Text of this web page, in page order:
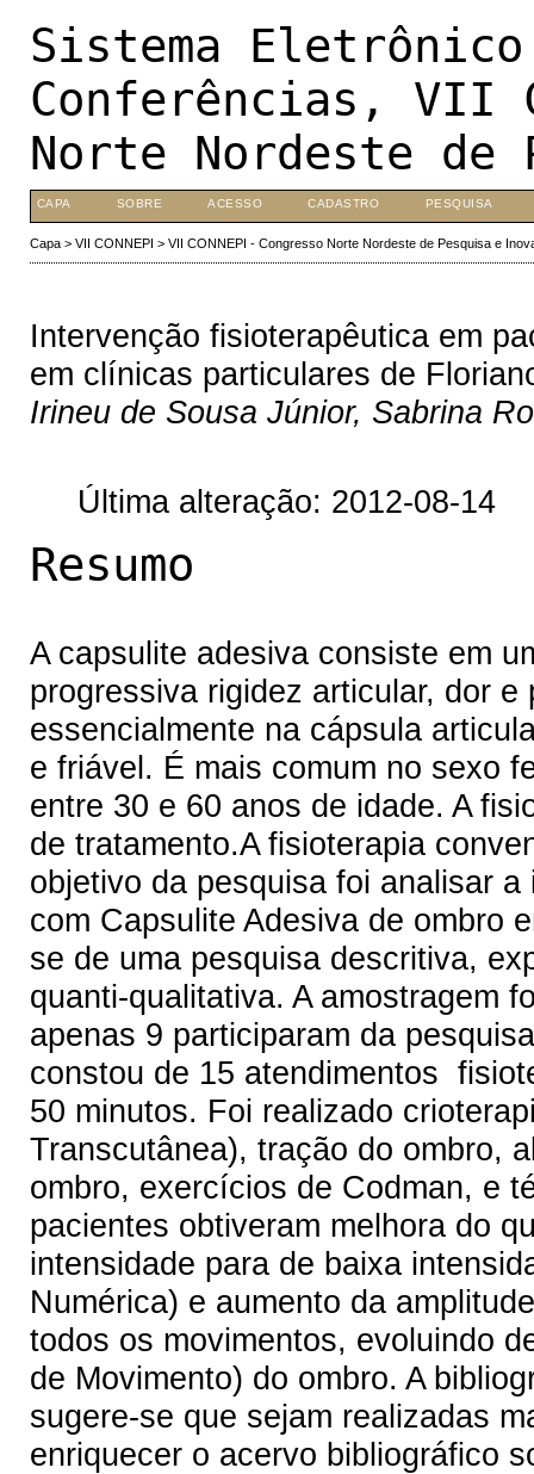
Sistema
Conferências, VII
Norte Nordeste de
CAPA SOBRE ACESSO CADASTRO PESQUISA
Capa> VII CONNEPI > VII CONNEPI - Congresso Norte Nordeste de Pesquisa e
Intervenção fisioterapêutica em
em clínicas particulares de
Irineu de Sousa Júnior, Sabrina
Última alteração: 2012-08-14
Resumo
A capsulite adesiva consiste em
progressiva rigidez articular, dor e
essencialmente na cápsula
e friável. É mais comum no sexo
entre 30 e 60 anos de idade. A
de tratamento.A fisioterapia
objetivo da pesquisa foi analisar
com Capsulite Adesiva de ombro
se de uma pesquisa descritiva,
quanti-qualitativa. A amostragem
apenas 9 participaram da
constou de 15 atendimentos
50 minutos. Foi realizado
Transcutânea), tração do ombro,
ombro, exercícios de Codman, e
pacientes obtiveram melhora do
intensidade para de baixa
Numérica) e aumento da
todos os movimentos, evoluindo
de Movimento) do ombro. A
sugere-se que sejam realizadas
enriquecer o acervo bibliográfico